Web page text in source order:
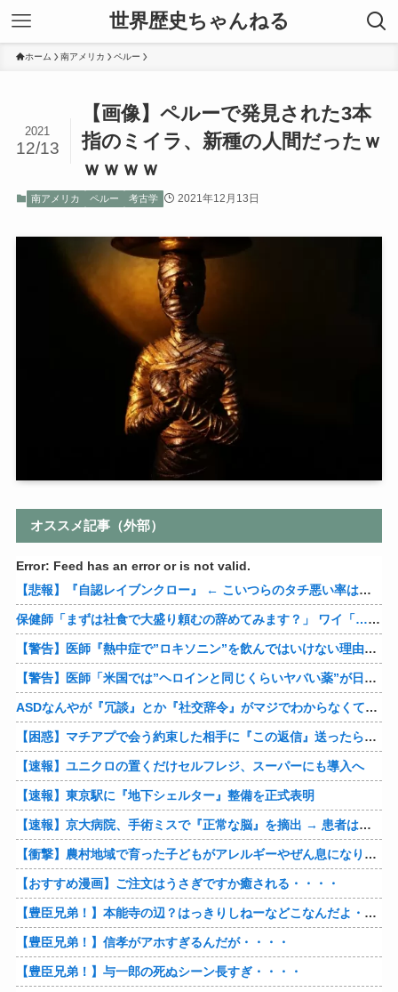
世界歴史ちゃんねる
ホーム 南アメリカ ペルー
【画像】ペルーで発見された3本
指のミイラ、新種の人間だったｗ
ｗｗｗｗ
2021
12/13
南アメリカ ペルー 考古学 2021年12月13日
オススメ記事（外部）
Error: Feed has an error or is not valid.
【悲報】『自認レイブンクロー』 ← こいつらのタチ悪い率は異常
保健師「まずは社食で大盛り頼むの辞めてみます？」 ワイ「…食っちゃいけないものを売ってるのか？」
【警告】医師『熱中症で”ロキソニン”を飲んではいけない理由がこれ』
【警告】医師「米国では”ヘロインと同じくらいヤバい薬”が日本では平気で処方されてる」
ASDなんやが『冗談』とか『社交辞令』がマジでわからなくて怖い
【困惑】マチアプで会う約束した相手に『この返信』送ったらブロックされたんやが…
【速報】ユニクロの置くだけセルフレジ、スーパーにも導入へ
【速報】東京駅に『地下シェルター』整備を正式表明
【速報】京大病院、手術ミスで『正常な脳』を摘出 → 患者は自発呼吸不可能な植物状態に
【衝撃】農村地域で育った子どもがアレルギーやぜん息になりにくい『農場効果』を引き起こす細菌が判明
【おすすめ漫画】ご注文はうさぎですか癒される・・・・
【豊臣兄弟！】本能寺の辺？はっきりしねーなどこなんだよ・・・・
【豊臣兄弟！】信孝がアホすぎるんだが・・・・
【豊臣兄弟！】与一郎の死ぬシーン長すぎ・・・・